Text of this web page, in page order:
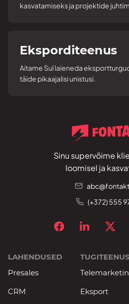
kasvatamiseks ja projektide
Eksporditeenus
Aitame Sul laieneda
täide pikaajalisi unistusi.
Sinu supervõime
loomisel ja
(+372) 555
LAHENDUSED
Presales
CRM
Eksport